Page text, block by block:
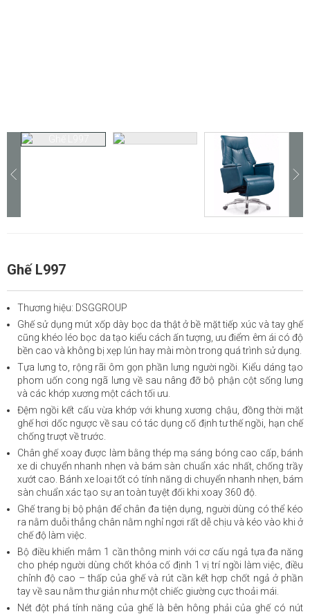
Ghế L997
Thương hiệu: DSGGROUP
Ghế sử dụng mút xốp dày bọc da thật ở bề mặt tiếp xúc và tay ghế
cũng khéo léo bọc da tạo kiểu cách ấn tượng, ưu điểm êm ái có độ
bền cao và không bị xẹp lún hay mài mòn trong quá trình sử dụng.
Tựa lưng to, rộng rãi ôm gọn phần lưng người ngồi. Kiểu dáng tạo
phom uốn cong ngã lưng về sau nâng đỡ bộ phận cột sống lưng
và các khớp xương một cách tối ưu.
Đệm ngồi kết cấu vừa khớp với khung xương chậu, đồng thời mặt
ghế hơi dốc ngược về sau có tác dụng cố định tư thế ngồi, hạn chế
chống trượt về trước.
Chân ghế xoay được làm bằng thép mạ sáng bóng cao cấp, bánh
xe di chuyển nhanh nhẹn và bám sàn chuẩn xác nhất, chống trầy
xướt cao. Bánh xe loại tốt có tính năng di chuyển nhanh nhẹn, bám
sàn chuẩn xác tạo sự an toàn tuyệt đối khi xoay 360 độ.
Ghế trang bị bộ phận để chân đa tiện dụng, người dùng có thể kéo
ra nằm duỗi thẳng chân nằm nghỉ ngơi rất dễ chịu và kéo vào khi ở
chế độ làm việc.
Bộ điều khiển mâm 1 cần thông minh với cơ cấu ngả tựa đa năng
cho phép người dùng chốt khóa cố định 1 vị trí ngồi làm việc, điều
chỉnh độ cao – thấp của ghế và rút cần kết hợp chốt ngả ở phần
tay về sau nằm thư giản như một chiếc giường cực thoải mái.
Nét đột phá tính năng của ghế là bên hông phải của ghế có nút